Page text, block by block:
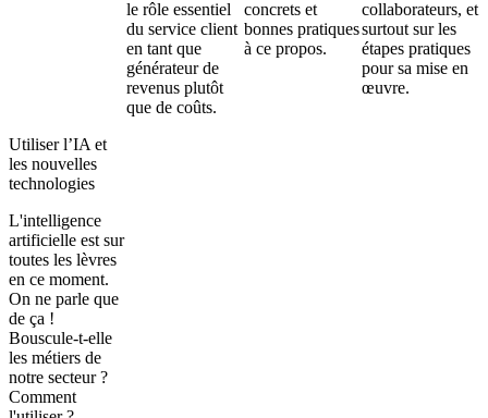
le rôle essentiel
du service client
en tant que
générateur de
revenus plutôt
que de coûts.
concrets et
bonnes pratiques
à ce propos.
collaborateurs, et
surtout sur les
étapes pratiques
pour sa mise en
œuvre.
Utiliser l’IA et
les nouvelles
technologies
L'intelligence
artificielle est sur
toutes les lèvres
en ce moment.
On ne parle que
de ça !
Bouscule-t-elle
les métiers de
notre secteur ?
Comment